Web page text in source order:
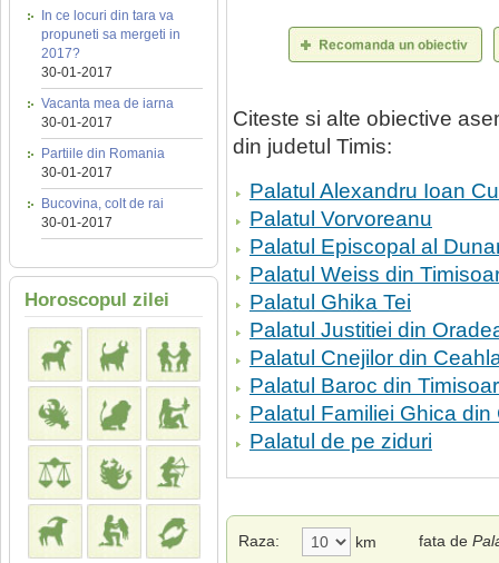
In ce locuri din tara va
propuneti sa mergeti in
2017?
30-01-2017
Vacanta mea de iarna
30-01-2017
Partiile din Romania
30-01-2017
Bucovina, colt de rai
30-01-2017
Horoscopul zilei
Citeste si alte obiective
din judetul Timis:
Palatul Alexandru Ioan
Palatul Vorvoreanu
Palatul Episcopal al
Palatul Weiss din
Palatul Ghika Tei
Palatul Justitiei din
Palatul Cnejilor din
Palatul Baroc din
Palatul Familiei Ghica din
Palatul de pe ziduri
Raza: km fata de